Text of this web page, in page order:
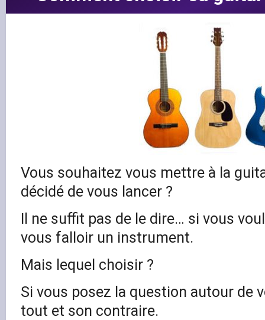
Vous souhaitez vous mettre à la
décidé de vous lancer ?
Il ne suffit pas de le dire… si vous
vous falloir un instrument.
Mais lequel choisir ?
Si vous posez la question autour de
tout et son contraire.